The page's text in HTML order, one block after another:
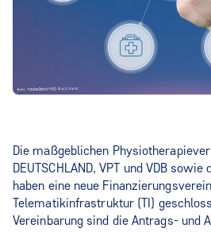
Die maßgeblichen
DEUTSCHLAND, VPT und VDB
haben eine neue
Telematikinfrastruktur (TI)
Vereinbarung sind die Antrags- und